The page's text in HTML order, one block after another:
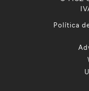
Política